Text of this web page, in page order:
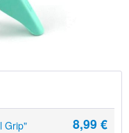
Grip" 8,99 €